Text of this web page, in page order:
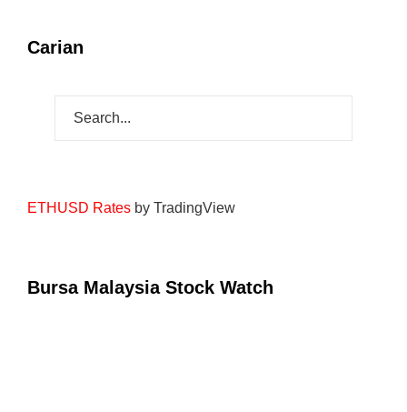
Carian
ETHUSD Rates by TradingView
Bursa Malaysia Stock Watch